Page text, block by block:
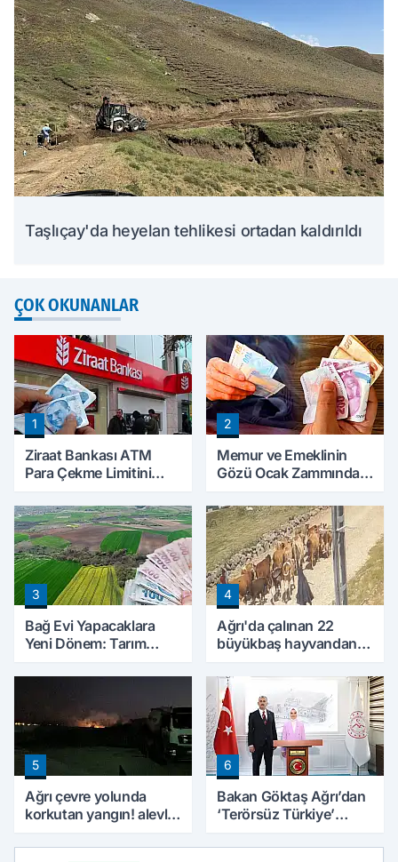
Taşlıçay'da heyelan tehlikesi ortadan kaldırıldı
ÇOK OKUNANLAR
1
Ziraat Bankası ATM
Para Çekme Limitini
Limit 30 Bin TL Oldu
2
Memur ve Emeklinin
Gözü Ocak Zammında:
Olmaya Başladı
3
Bağ Evi Yapacaklara
Yeni Dönem: Tarım
Şartları Değişti
4
Ağrı'da çalınan 22
büyükbaş hayvandan
bulundu
5
Ağrı çevre yolunda
korkutan yangın! alevler
6
Bakan Göktaş Ağrı’dan
‘Terörsüz Türkiye’